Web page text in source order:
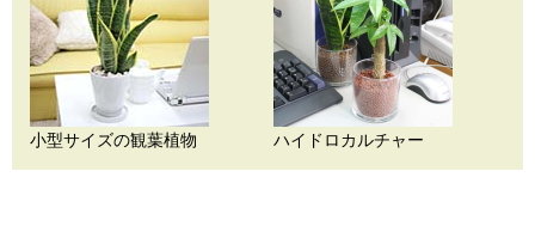
小型サイズの観葉植物 ハイドロカルチャー